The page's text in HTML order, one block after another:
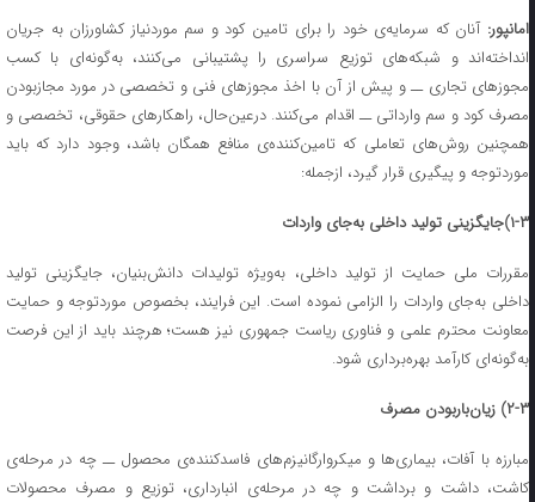
امانپور: آنان که سرمایه‌ی خود را برای تامین کود و سم موردنیاز کشاورزان به جریان
انداخته‌اند و شبکه‌های توزیع سراسری را پشتیبانی می‌کنند، به‌گونه‌ای با کسب
مجوزهای تجاری ــ و پیش از آن با اخذ مجوزهای فنی و تخصصی در مورد مجازبودن
مصرف کود و سم وارداتی ــ اقدام می‌کنند. درعین‌حال، راهکارهای حقوقی، تخصصی و
همچنین روش‌های تعاملی که تامین‌کننده‌ی منافع همگان باشد، وجود دارد که باید
موردتوجه و پیگیری قرار گیرد، ازجمله:
۱-۳)جایگزینی تولید داخلی به‌جای واردات
مقررات ملی حمایت از تولید داخلی، به‌ویژه تولیدات دانش‌بنیان، جایگزینی تولید
داخلی به‌جای واردات را الزامی نموده است. این فرایند، بخصوص موردتوجه و حمایت
معاونت محترم علمی و فناوری ریاست جمهوری نیز هست؛ هرچند باید از این فرصت
به‌گونه‌ای کارآمد بهره‌برداری شود.
۲-۳) زیان‌باربودن مصرف
مبارزه با آفات، بیماری‌ها و میکروارگانیزم‌های فاسدکننده‌ی محصول ــ چه در مرحله‌ی
کاشت، داشت و برداشت و چه در مرحله‌ی انبارداری، توزیع و مصرف محصولات